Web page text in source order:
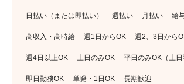
日払い（または即払い） 週払い 月払い 給
高収入・高時給 週1日からOK 週2、3日から
週4日以上OK 土日のみOK 平日のみOK（土日
即日勤務OK 単発・1日OK 長期歓迎